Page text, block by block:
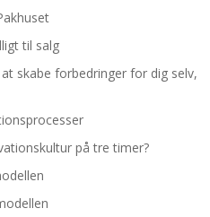
til salg
skabe forbedringer for dig selv,
på tre timer?